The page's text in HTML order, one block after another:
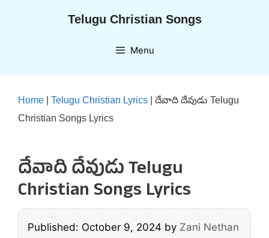
Telugu Christian Songs
Menu
Home Telugu Christian Lyrics
దేవాది దేవుడు Telugu
Christian Songs Lyrics
దేవాది దేవుడు Telugu
Christian Songs Lyrics
Published: October 9, 2024 by Zani Nethan